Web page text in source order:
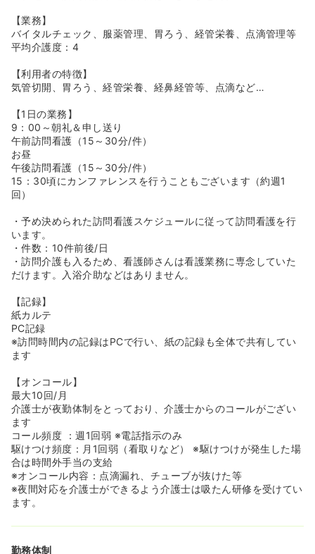
≪医療行為メインの業務です≫
◆医療依存度の高い方を受け入れており、平均介護度は4
はありません。病院と施設の間になるようなホームを作り
たいという想いがある会社のため、病院からは離れたいが
◆連携のとれている往診クリニックがあるので、緊急時の
対応も安心です。
【業務】
バイタルチェック、服薬管理、胃ろう、経管栄養、点滴管理等
平均介護度：4
【利用者の特徴】
気管切開、胃ろう、経管栄養、経鼻経管等、点滴など…
【1日の業務】
9：00～朝礼＆申し送り
午前訪問看護（15～30分/件）
お昼
午後訪問看護（15～30分/件）
15：30頃にカンファレンスを行うこともございます（約週1
回）
・予め決められた訪問看護スケジュールに従って訪問看護を行
います。
・件数：10件前後/日
・訪問介護も入るため、看護師さんは看護業務に専念していた
だけます。入浴介助などはありません。
【記録】
紙カルテ
PC記録
※訪問時間内の記録はPCで行い、紙の記録も全体で共有してい
ます
【オンコール】
最大10回/月
介護士が夜勤体制をとっており、介護士からのコールがござい
ます
コール頻度 ：週1回弱 ※電話指示のみ
駆けつけ頻度：月1回弱（看取りなど） ※駆けつけが発生した場
合は時間外手当の支給
※オンコール内容：点滴漏れ、チューブが抜けた等
※夜間対応を介護士ができるよう介護士は吸たん研修を受けてい
ます。
勤務体制